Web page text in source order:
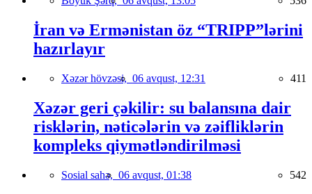
İran və Ermənistan öz “TRIPP”lərini
hazırlayır
Xəzər hövzəsi, 06 avqust, 12:31 411
Xəzər geri çəkilir: su balansına dair
risklərin, nəticələrin və zəifliklərin
kompleks qiymətləndirilməsi
Sosial sahə, 06 avqust, 01:38 542